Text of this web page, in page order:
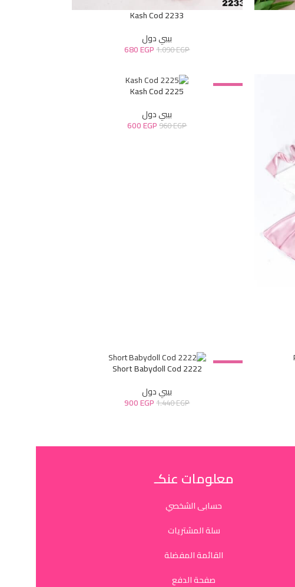
Kash Cod 2233
بيبي دول
1.090EGP
680EGP
-38%
Kash Cod 2225
بيبي دول
960EGP
600EGP
-38%
Short Babydoll Cod 2222
بيبي دول
1.440EGP
900EGP
معلومات عنكـ
حسابى الشخصي
سلة المشتريات
القائمة المفضلة
صفحة الدفع